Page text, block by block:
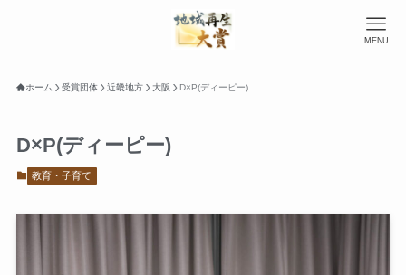
MENU
ホーム 受賞団体 近畿地方 大阪 D×P(ディーピー)
D×P(ディーピー)
教育・子育て